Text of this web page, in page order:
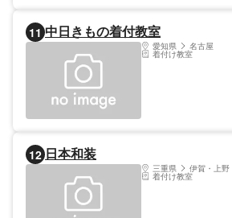
11 中日きもの着付教室
愛知県 名古屋
着付け教室
12 日本和装
三重県 伊賀・上野
着付け教室